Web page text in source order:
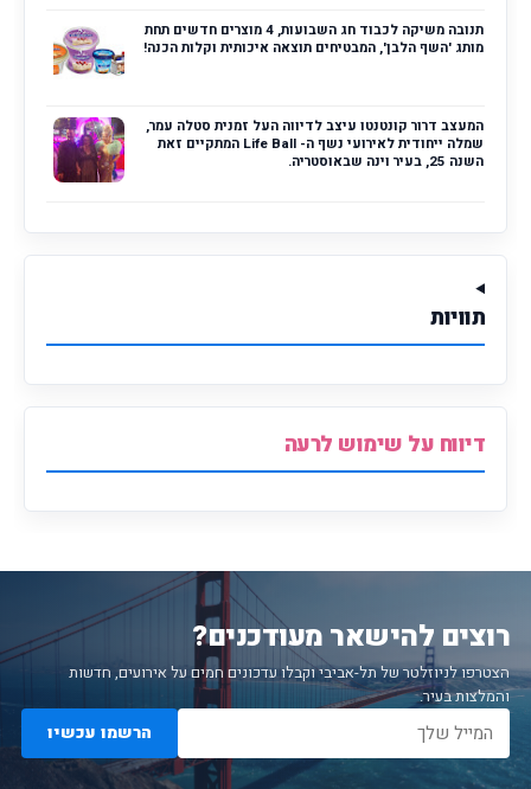
תנובה משיקה לכבוד חג השבועות, 4 מוצרים חדשים תחת
מותג 'השף הלבן', המבטיחים תוצאה איכותית וקלות הכנה!
המעצב דרור קונטנטו עיצב לדיווה העל זמנית סטלה עמר,
שמלה ייחודית לאירועי נשף ה- Life Ball המתקיים זאת
השנה 25, בעיר וינה שבאוסטריה.
תוויות
דיווח על שימוש לרעה
רוצים להישאר מעודכנים?
הצטרפו לניוזלטר של תל-אביבי וקבלו עדכונים חמים על אירועים, חדשות
והמלצות בעיר.
הרשמו עכשיו